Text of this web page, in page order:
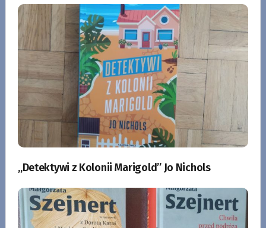
„Detektywi z Kolonii Marigold” Jo Nichols